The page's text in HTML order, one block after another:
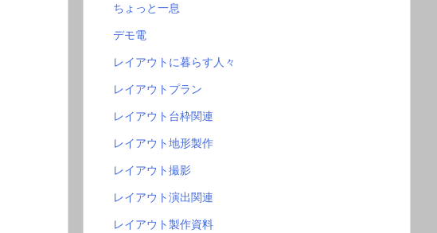
ちょっと一息
デモ電
レイアウトに暮らす人々
レイアウトプラン
レイアウト台枠関連
レイアウト地形製作
レイアウト撮影
レイアウト演出関連
レイアウト製作資料